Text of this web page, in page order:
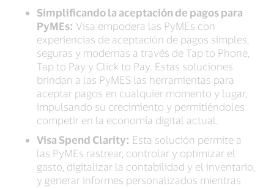
Simplificando la aceptación de pagos para
PyMEs: Visa empodera las PyMEs con
experiencias de aceptación de pagos simples,
seguras y modernas a través de Tap to Phone,
Tap to Pay y Click to Pay. Estas soluciones
brindan a las PyMES las herramientas para
aceptar pagos en cualquier momento y lugar,
impulsando su crecimiento y permitiéndoles
competir en la economía digital actual.
Visa Spend Clarity: Esta solución permite a
las PyMEs rastrear, controlar y optimizar el
gasto, digitalizar la contabilidad y el inventario,
y generar informes personalizados mientras